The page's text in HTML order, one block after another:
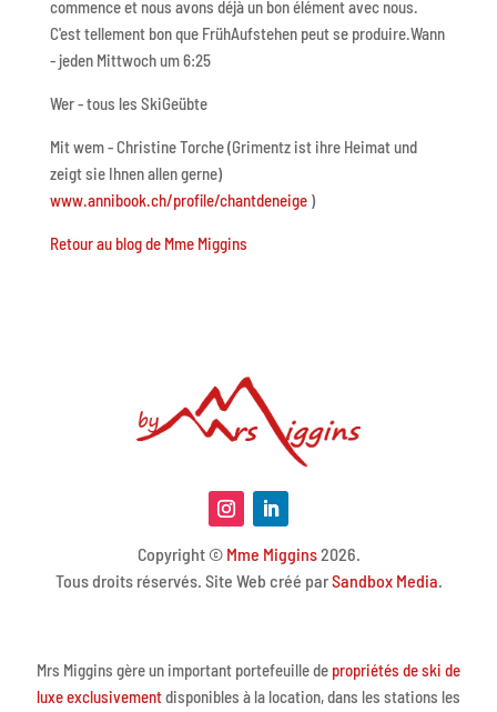
commence et nous avons déjà un bon élément avec nous.
C'est tellement bon que FrühAufstehen peut se produire.Wann
- jeden Mittwoch um 6:25
Wer - tous les SkiGeübte
Mit wem - Christine Torche (Grimentz ist ihre Heimat und
zeigt sie Ihnen allen gerne)
www.annibook.ch/profile/chantdeneige)
Retour au blog de Mme Miggins
Copyright © Mme Miggins2026.
Tous droits réservés. Site Web créé parSandbox Media.
Mrs Miggins gère un important portefeuille de propriétés de ski de
luxe exclusivementdisponibles à la location, dans les stations les